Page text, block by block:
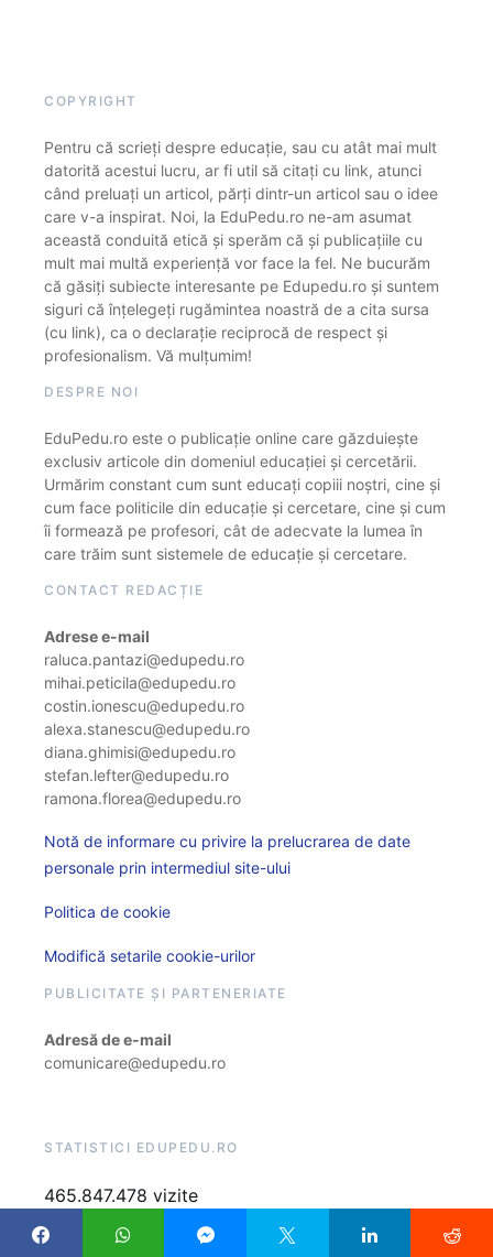
COPYRIGHT
Pentru că scrieți despre educație, sau cu atât mai mult
datorită acestui lucru, ar fi util să citați cu link, atunci
când preluați un articol, părți dintr-un articol sau o idee
care v-a inspirat. Noi, la EduPedu.ro ne-am asumat
această conduită etică și sperăm că și publicațiile cu
mult mai multă experiență vor face la fel. Ne bucurăm
că găsiți subiecte interesante pe Edupedu.ro și suntem
siguri că înțelegeți rugămintea noastră de a cita sursa
(cu link), ca o declarație reciprocă de respect și
profesionalism. Vă mulțumim!
DESPRE NOI
EduPedu.ro este o publicație online care găzduiește
exclusiv articole din domeniul educației și cercetării.
Urmărim constant cum sunt educați copiii noștri, cine și
cum face politicile din educație și cercetare, cine și cum
îi formează pe profesori, cât de adecvate la lumea în
care trăim sunt sistemele de educație și cercetare.
CONTACT REDACȚIE
Adrese e-mail
raluca.pantazi@edupedu.ro
mihai.peticila@edupedu.ro
costin.ionescu@edupedu.ro
alexa.stanescu@edupedu.ro
diana.ghimisi@edupedu.ro
stefan.lefter@edupedu.ro
ramona.florea@edupedu.ro
Notă de informare cu privire la prelucrarea de date
personale prin intermediul site-ului
Politica de cookie
Modifică setarile cookie-urilor
PUBLICITATE ȘI PARTENERIATE
Adresă de e-mail
comunicare@edupedu.ro
STATISTICI EDUPEDU.RO
465.847.478 vizite